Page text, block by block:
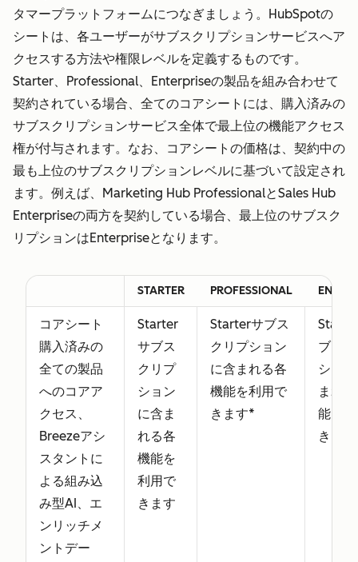
タマープラットフォームにつなぎましょう。HubSpotの
シートは、各ユーザーがサブスクリプションサービスへア
クセスする方法や権限レベルを定義するものです。
Starter、Professional、Enterpriseの製品を組み合わせて
契約されている場合、全てのコアシートには、購入済みの
サブスクリプションサービス全体で最上位の機能アクセス
権が付与されます。なお、コアシートの価格は、契約中の
最も上位のサブスクリプションレベルに基づいて設定され
ます。例えば、Marketing Hub ProfessionalとSales Hub
Enterpriseの両方を契約している場合、最上位のサブスク
リプションはEnterpriseとなります。
STARTER PROFESSIONAL
コアシート
購入済みの
全ての製品
へのコアア
クセス、
Breezeアシ
スタントに
よる組み込
み型AI、エ
ンリッチメ
ントデー
Starter
サブス
クリプ
ション
に含ま
れる各
機能を
利用で
きます
Starterサブス
クリプション
に含まれる各
機能を利用で
きます*
ブス
ショ
まれ
能を
きま